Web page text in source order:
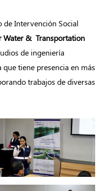
de Intervención Social
Water & Transportation
de ingeniería
tiene presencia en más
trabajos de diversas